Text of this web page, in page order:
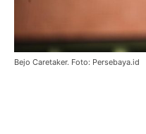
Bejo Caretaker. Foto: Persebaya.id